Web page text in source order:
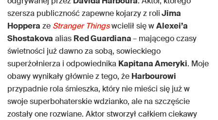
szersza publiczność zapewne kojarzy z roliJima
Hoppera ze Stranger Thingswcielił się wAlexei’a
Shostakova alias Red Guardiana– mającego czasy
świetności już dawno za sobą, sowieckiego
superżołnierza i odpowiednika Kapitana Ameryki. Moje
obawy wynikały głównie z tego, że Harbourowi
przypadnie rola śmieszka, który nie mieści się już w
swoje superbohaterskie wdzianko, ale na szczęście
zostały one rozwiane. Aktor stworzył całkiem ciekawy